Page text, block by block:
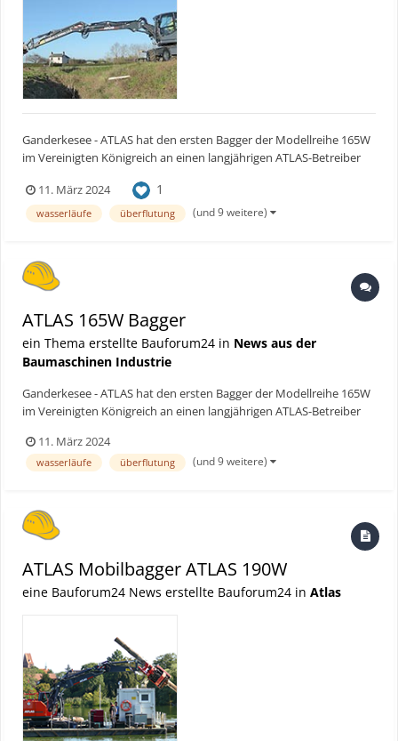
Ganderkesee - ATLAS hat den ersten Bagger der Modellreihe 165W
im Vereinigten Königreich an einen langjährigen ATLAS-Betreiber
haben den neuen ATLAS Bagger am 26. Januar 2024
entgegengenommen. Bauforum24 Artikel (13.02.2024): 57 t-U...
11. März 2024 1
wasserläufe überflutung (und 9 weitere)
ATLAS 165W Bagger
ein Thema erstellte Bauforum24 in News aus der
Baumaschinen Industrie
Ganderkesee - ATLAS hat den ersten Bagger der Modellreihe 165W
im Vereinigten Königreich an einen langjährigen ATLAS-Betreiber
haben den neuen ATLAS Bagger am 26. Januar 2024
entgegengenommen. Bauforum24 Artikel (13.02.2024): 57 t-U...
11. März 2024
wasserläufe überflutung (und 9 weitere)
ATLAS Mobilbagger ATLAS 190W
eine Bauforum24 News erstellte Bauforum24 in Atlas